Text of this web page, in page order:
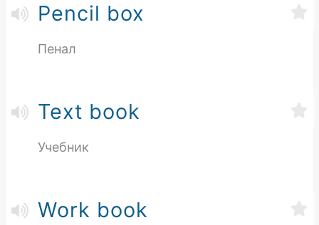
Pencil box
Пенал
Text book
Учебник
Work book